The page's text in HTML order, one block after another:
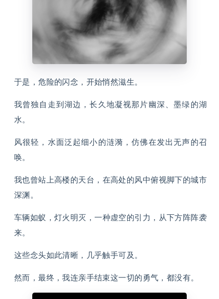
于是，危险的闪念，开始悄然滋生。
我曾独自走到湖边，长久地凝视那片幽深、墨绿的湖
水。
风很轻，水面泛起细小的涟漪，仿佛在发出无声的召
唤。
我也曾站上高楼的天台，在高处的风中俯视脚下的城市
深渊。
车辆如蚁，灯火明灭，一种虚空的引力，从下方阵阵袭
来。
这些念头如此清晰，几乎触手可及。
然而，最终，我连亲手结束这一切的勇气，都没有。